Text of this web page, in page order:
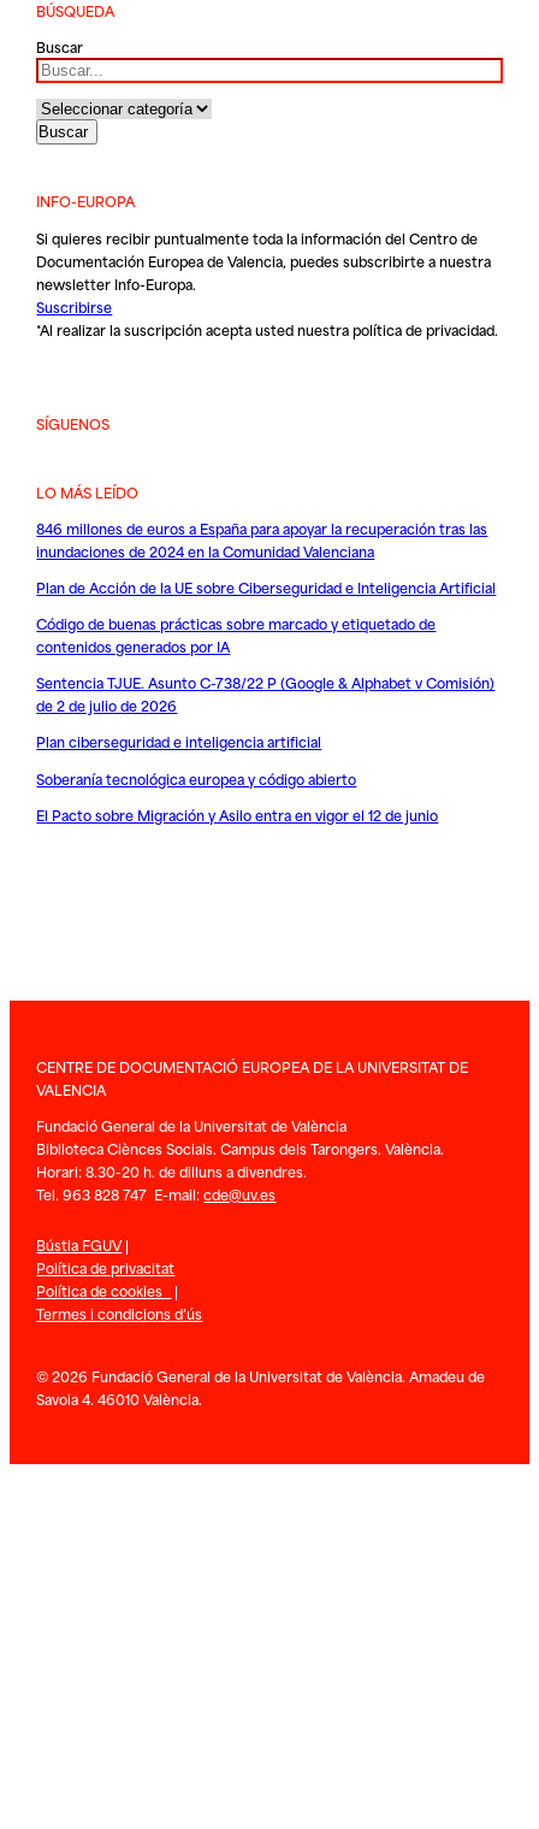
BÚSQUEDA
Buscar
INFO-EUROPA
Si quieres recibir puntualmente toda la información del Centro de
Documentación Europea de Valencia, puedes subscribirte a nuestra
newsletter Info-Europa.
Suscribirse
*Al realizar la suscripción acepta usted nuestrapolítica de privacidad.
SÍGUENOS
LO MÁS LEÍDO
846 millones de euros a España para apoyar la recuperación tras las
inundaciones de 2024 en la Comunidad Valenciana
Plan de Acción de la UE sobre Ciberseguridad e Inteligencia Artificial
Código de buenas prácticas sobre marcado y etiquetado de
contenidos generados por IA
Sentencia TJUE. Asunto C-738/22 P (Google & Alphabet v Comisión)
de 2 de julio de 2026
Plan ciberseguridad e inteligencia artificial
Soberanía tecnológica europea y código abierto
El Pacto sobre Migración y Asilo entra en vigor el 12 de junio
CENTRE DE DOCUMENTACIÓ EUROPEA DE LA UNIVERSITAT DE
VALENCIA
Fundació General de la Universitat de València
Biblioteca Ciènces Socials. Campus dels Tarongers. València.
Horari: 8.30-20 h. de dilluns a divendres.
Tel. 963 828 747 E-mail:cde@uv.es
Bústia FGUV|
Política de privacitat
Política de cookies |
Termes i condicions d’ús
© 2026 Fundació General de la Universitat de València. Amadeu de
Savoia 4. 46010 València.